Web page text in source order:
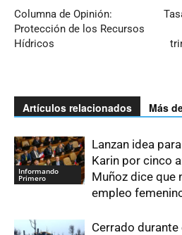
Columna de Opinión:
Protección de los Recursos
Hídricos
Artículos relacionados Más
Informando
Primero
Lanzan idea
Karin por cinco
Muñoz dice que
empleo
Cerrado